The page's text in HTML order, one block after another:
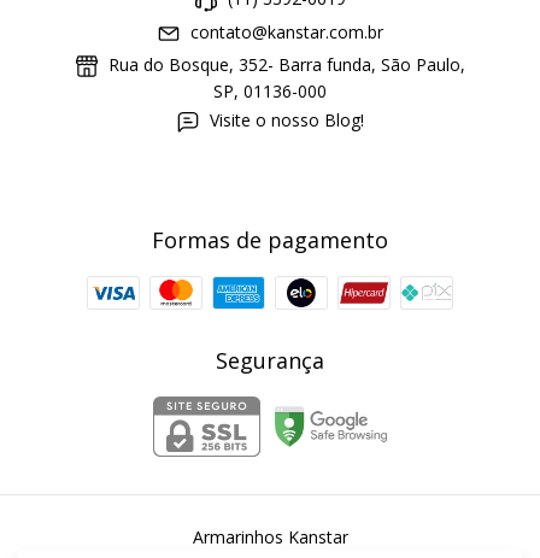
contato@kanstar.com.br
Rua do Bosque, 352- Barra funda, São Paulo,
SP, 01136-000
Visite o nosso Blog!
Formas de pagamento
Segurança
Armarinhos Kanstar